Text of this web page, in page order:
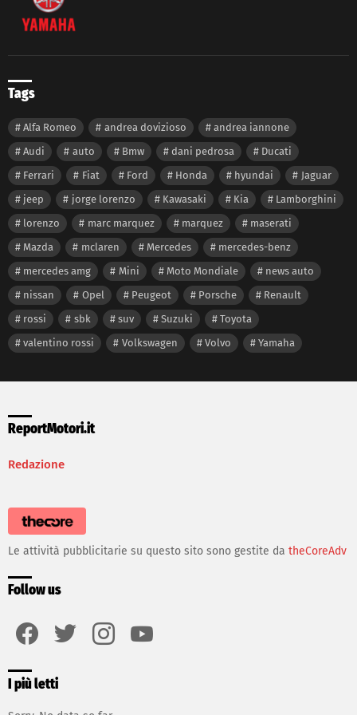
Tags
Alfa Romeo andrea dovizioso
andrea iannone
Audi
auto Bmw dani pedrosa
Ducati
Ferrari
Fiat Ford Honda hyundai
Jaguar
jeep
jorge lorenzo Kawasaki Kia
Lamborghini
lorenzo
marc marquez marquez
maserati
Mazda
mclaren Mercedes
mercedes-benz
mercedes amg
Mini Moto Mondiale
news auto
nissan
Opel Peugeot Porsche
Renault
rossi
sbk suv Suzuki
Toyota
valentino rossi
Volkswagen Volvo Yamaha
ReportMotori.it
Redazione
Le attività pubblicitarie su questo sito sono gestite da theCoreAdv
Follow us
I più letti